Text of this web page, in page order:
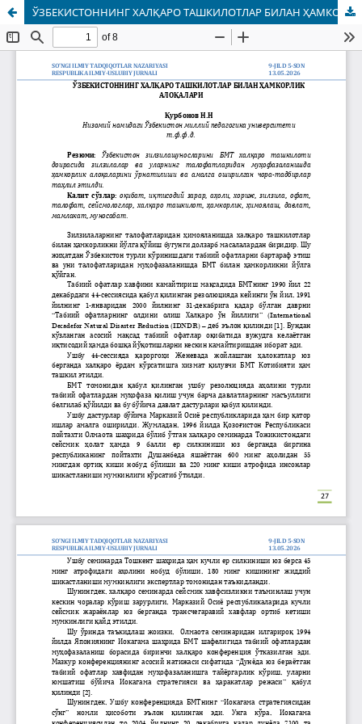
ЎЗБЕКИСТОННИНГ ХАЛҚАРО ТАШКИЛОТЛАР БИЛАН ҲАМКОРЛИК АЛОҚАЛАРИ